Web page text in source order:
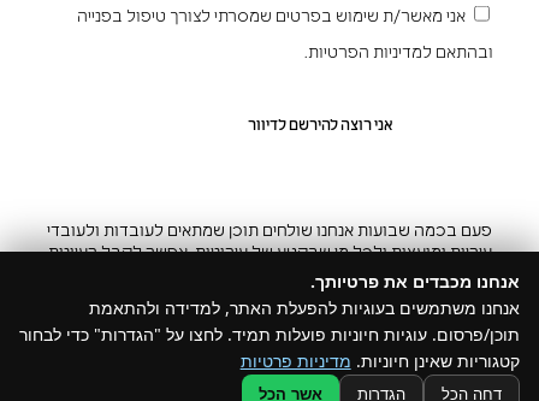
אני מאשר/ת שימוש בפרטים שמסרתי לצורך טיפול בפנייה
ובהתאם למדיניות הפרטיות.
פעם בכמה שבועות אנחנו שולחים תוכן שמתאים לעובדות ולעובדי
עיריות ומועצות ולכל מי שבקטע של עירוניות. אפשר לקבל רעיונות
@ כל הזכויות שמורות ל –Build
אנחנו מכבדים את פרטיותך.
אנחנו משתמשים בעוגיות להפעלת האתר, למדידה ולהתאמת
תוכן/פרסום. עוגיות חיוניות פועלות תמיד. לחצו על "הגדרות" כדי לבחור
קטגוריות שאינן חיוניות. מדיניות פרטיות
דחה הכל הגדרות אשר הכל